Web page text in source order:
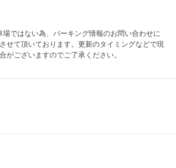
ではない為、パーキング情報のお問い合わせに
せて頂いております。更新のタイミングなどで現
がございますのでご了承ください。